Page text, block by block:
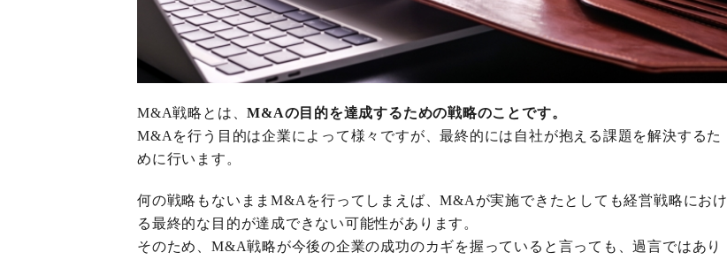
M&A戦略とは、M&Aの目的を達成するための戦略のことです。
M&Aを行う目的は企業によって様々ですが、最終的には自社が抱える課題を解決するた
めに行います。
何の戦略もないままM&Aを行ってしまえば、M&Aが実施できたとしても経営戦略におけ
る最終的な目的が達成できない可能性があります。
そのため、M&A戦略が今後の企業の成功のカギを握っていると言っても、過言ではあり